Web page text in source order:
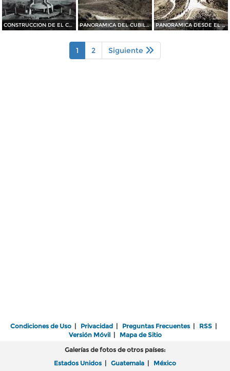
CONSTRUCCION DE EL CUBILETE PANORAMICA DEL CUBILETE PANORAMICA DESDE EL CERRO DEL CUBILETE
1 2 Siguiente
Condiciones de Uso | Privacidad | Preguntas Frecuentes | RSS |
Versión Móvil| Mapa de Sitio
Galerías de fotos de otros países:
Estados Unidos | Guatemala | México